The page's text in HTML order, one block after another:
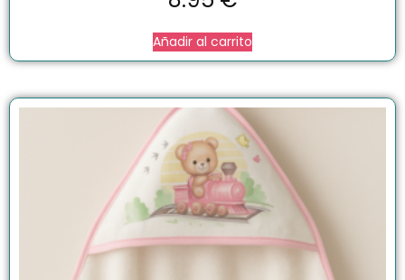
Añadir al carrito